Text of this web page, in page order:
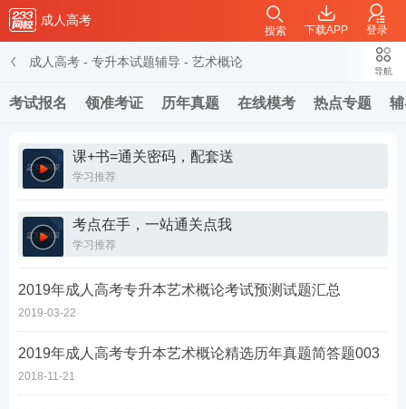
成人高考
下载APP 登录
搜索
成人高考 - 专升本试题辅导 - 艺术概论
考试报名 领准考证 历年真题 在线模考 热点专题
导航
课+书=通关密码，配套送
学习推荐
考点在手，一站通关点我
学习推荐
2019年成人高考专升本艺术概论考试预测试题汇总
2019-03-22
2019年成人高考专升本艺术概论精选历年真题简答题003
2018-11-21